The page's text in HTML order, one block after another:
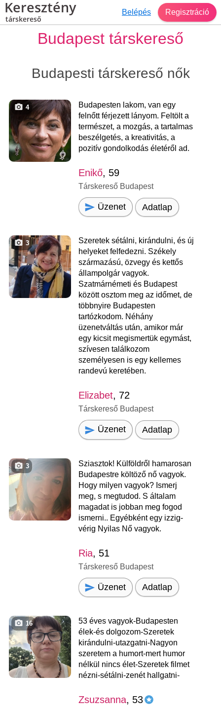
Keresztény
társkereső
Belépés Regisztráció
Budapest társkereső
Budapesti társkereső nők
4
Budapesten lakom, van egy
felnőtt férjezett lányom. Feltölt a
természet, a mozgás, a tartalmas
beszélgetés, a kreativitás, a
pozitív gondolkodás életéről ad.
Enikő, 59
Társkereső Budapest
Üzenet Adatlap
3
Szeretek sétálni, kirándulni, és új
helyeket felfedezni. Székely
származású, özvegy és kettős
állampolgár vagyok.
Szatmárnémeti és Budapest
között osztom meg az időmet, de
többnyire Budapesten
tartózkodom. Néhány
üzenetváltás után, amikor már
egy kicsit megismertük egymást,
szívesen találkozom
személyesen is egy kellemes
randevú keretében.
Elizabet, 72
Társkereső Budapest
Üzenet Adatlap
3
Sziasztok! Külföldről hamarosan
Budapestre költöző nő vagyok.
Hogy milyen vagyok? Ismerj
meg, s megtudod. S általam
magadat is jobban meg fogod
ismerni.. Egyébként egy izzig-
vérig Nyilas Nő vagyok.
Ria, 51
Társkereső Budapest
Üzenet Adatlap
16
53 éves vagyok-Budapesten
élek-és dolgozom-Szeretek
kirándulni-utazgatni-Nagyon
szeretem a humort-mert humor
nélkül nincs élet-Szeretek filmet
nézni-sétálni-zenét hallgatni-
Zsuzsanna, 53